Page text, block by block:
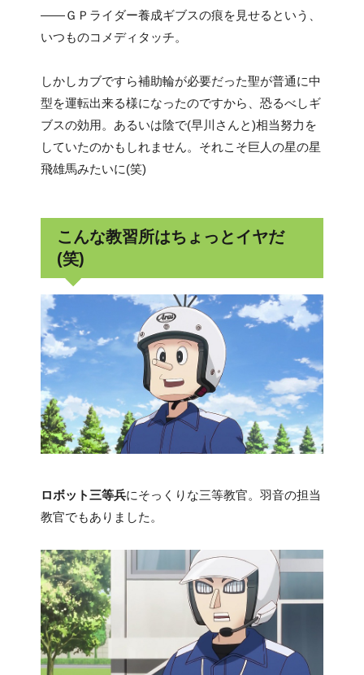
――ＧＰライダー養成ギブスの痕を見せるという、
いつものコメディタッチ。
しかしカブですら補助輪が必要だった聖が普通に中
型を運転出来る様になったのですから、恐るべしギ
ブスの効用。あるいは陰で(早川さんと)相当努力を
していたのかもしれません。それこそ巨人の星の星
飛雄馬みたいに(笑)
こんな教習所はちょっとイヤだ
(笑)
ロボット三等兵にそっくりな三等教官。羽音の担当
教官でもありました。